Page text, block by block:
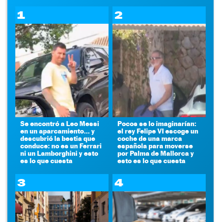
1
Se encontró a Leo Messi
en un aparcamiento... y
descubrió la bestia que
conduce: no es un Ferrari
ni un Lamborghini y esto
es lo que cuesta
2
Pocos se lo imaginarían:
el rey Felipe VI escoge un
coche de una marca
española para moverse
por Palma de Mallorca y
esto es lo que cuesta
3 4